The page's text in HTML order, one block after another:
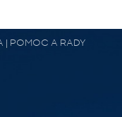
| POMOC A RADY